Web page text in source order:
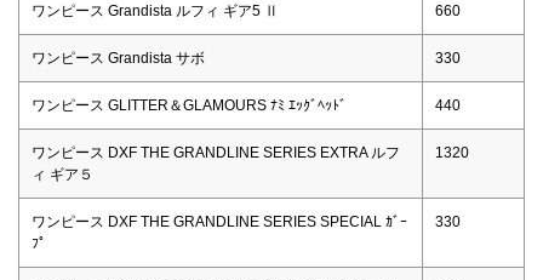
ワンピース Grandista ルフィ ギア5 Ⅱ 660
ワンピース Grandista サボ 330
ワンピース GLITTER＆GLAMOURS ﾅﾐ ｴｯｸﾞﾍｯﾄﾞ 440
ワンピース DXF THE GRANDLINE SERIES EXTRA ルフ
ィ ギア５
1320
ワンピース DXF THE GRANDLINE SERIES SPECIAL ｶﾞｰ
ﾌﾟ
330